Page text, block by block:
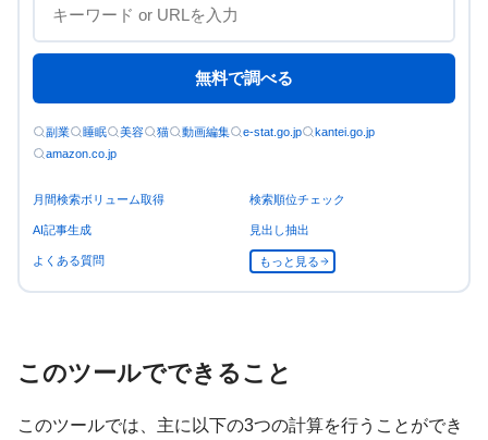
無料で調べる
副業 睡眠 美容 猫 動画編集 e-stat.go.jp
kantei.go.jp
amazon.co.jp
月間検索ボリューム取得 検索順位チェック
AI記事生成 見出し抽出
よくある質問 もっと見る
このツールでできること
このツールでは、主に以下の3つの計算を行うことができ